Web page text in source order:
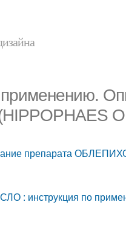
препарата
: инструкция по